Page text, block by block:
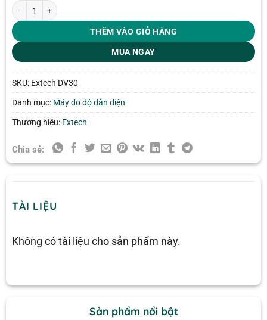
Bút thử điện cảm ứng Extech DV30 số lượng
THÊM VÀO GIỎ HÀNG
MUA NGAY
SKU: Extech DV30
Danh mục: Máy đo độ dẫn điện
Thương hiệu: Extech
Chia sẻ:
TÀI LIỆU
Không có tài liệu cho sản phẩm này.
Sản phẩm nổi bật